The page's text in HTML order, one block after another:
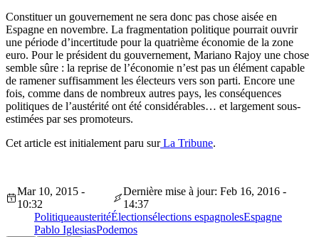
Constituer un gouvernement ne sera donc pas chose aisée en
Espagne en novembre. La fragmentation politique pourrait ouvrir
une période d’incertitude pour la quatrième économie de la zone
euro. Pour le président du gouvernement, Mariano Rajoy une chose
semble sûre : la reprise de l’économie n’est pas un élément capable
de ramener suffisamment les électeurs vers son parti. Encore une
fois, comme dans de nombreux autres pays, les conséquences
politiques de l’austérité ont été considérables… et largement sous-
estimées par ses promoteurs.
Cet article est initialement paru surLa Tribune.
Mar 10, 2015 -
10:32
Dernière mise à jour: Feb 16, 2016 -
14:37
PolitiqueausteritéÉlectionsélections espagnolesEspagne
Pablo IglesiasPodemos